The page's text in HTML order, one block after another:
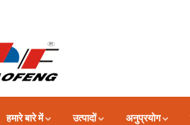
हमारे बारे में उत्पादों अनुप्रयोग